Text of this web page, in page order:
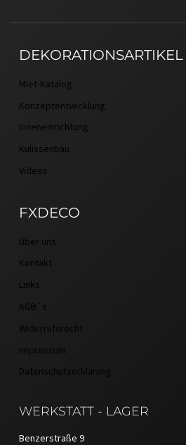
DEKORATIONSARTIKEL
Miet-Katalog
Konzeptentwicklung
Inneneinrichtung
Kulissenbau
Videos
FXDECO
Über uns
Kontakt
Links
AGB´s
Widerrufsrecht
Impressum
Datenschutzerklärung
WERKSTATT - LAGER
Benzerstraße 9